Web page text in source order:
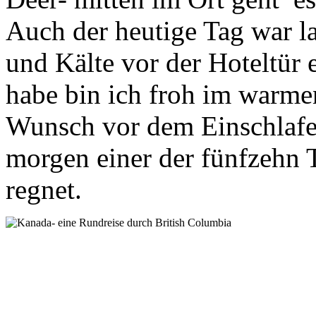
Auch der heutige Tag war
und Kälte vor der Hoteltür
habe bin ich froh im
Wunsch vor dem
morgen einer der fünfzehn
regnet.